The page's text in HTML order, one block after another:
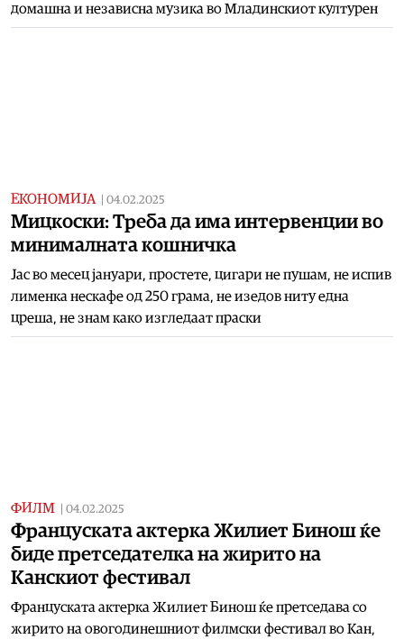
домашна и независна музика во Младинскиот културен
ЕКОНОМИЈА 04.02.2025
Мицкоски: Треба да има интервенции во
минималната кошничка
Јас во месец јануари, простете, цигари не пушам, не испив
лименка нескафе од 250 грама, не изедов ниту една
цреша, не знам како изгледаат праски
ФИЛМ 04.02.2025
Француската актерка Жилиет Бинош ќе
биде претседателка на жирито на
Канскиот фестивал
Француската актерка Жилиет Бинош ќе претседава со
жирито на овогодинешниот филмски фестивал во Кан,